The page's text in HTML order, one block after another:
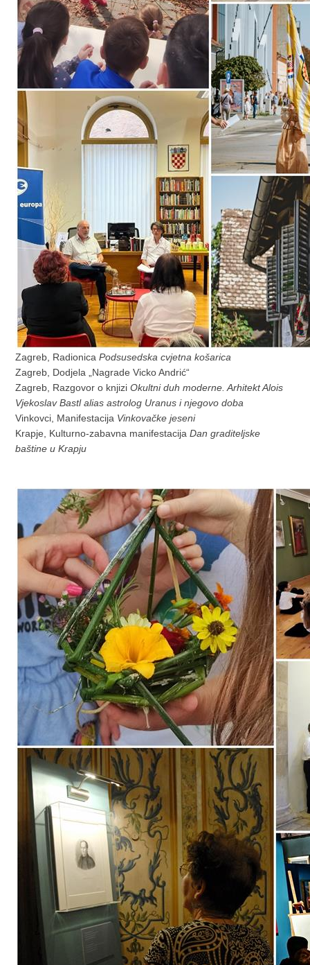
Zagreb, RadionicaPodsusedska cvjetna košarica
Zagreb, Dodjela „Nagrade Vicko Andrić“
Zagreb, Razgovor o knjiziOkultni duh moderne. Arhitekt Alois
Vjekoslav Bastl alias astrolog Uranus i njegovo doba
Vinkovci, Manifestacija Vinkovačke jeseni
Krapje, Kulturno-zabavna manifestacijaDan graditeljske
baštine u Krapju